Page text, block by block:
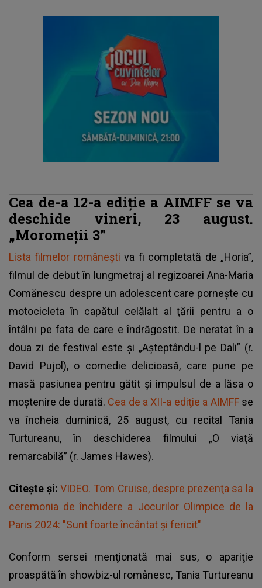
Cea de-a 12-a ediţie a AIMFF se va
deschide vineri, 23 august.
„Moromeţii 3”
Lista filmelor româneşti va fi completată de „Horia”,
filmul de debut în lungmetraj al regizoarei Ana-Maria
Comănescu despre un adolescent care porneşte cu
motocicleta în capătul celălalt al ţării pentru a o
întâlni pe fata de care e îndrăgostit. De neratat în a
doua zi de festival este şi „Aşteptându-l pe Dali” (r.
David Pujol), o comedie delicioasă, care pune pe
masă pasiunea pentru gătit şi impulsul de a lăsa o
moştenire de durată. Cea de a XII-a ediţie a AIMFFse
va încheia duminică, 25 august, cu recital Tania
Turtureanu, în deschiderea filmului „O viaţă
remarcabilă” (r. James Hawes).
Citește și:VIDEO. Tom Cruise, despre prezenţa sa la
ceremonia de închidere a Jocurilor Olimpice de la
Paris 2024: "Sunt foarte încântat şi fericit"
Conform sersei menţionată mai sus, o apariţie
proaspătă în showbiz-ul românesc, Tania Turtureanu